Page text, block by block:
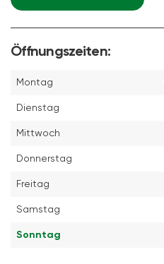
Öffnungszeiten:
Montag
Dienstag
Mittwoch
Donnerstag
Freitag
Samstag
Sonntag